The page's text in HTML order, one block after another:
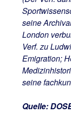
seine
London
Verf. zu
Emigration;
seine
Quelle: